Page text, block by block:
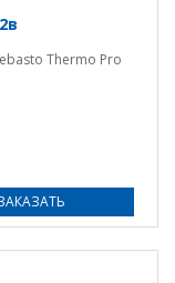
Thermo Pro